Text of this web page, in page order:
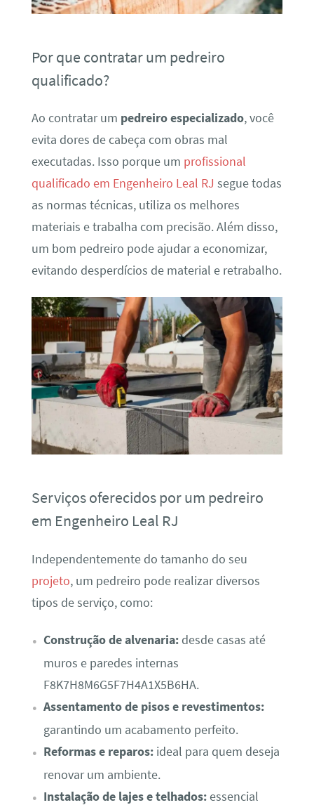
Por que contratar um pedreiro
qualificado?
Ao contratar um pedreiro especializado, você
evita dores de cabeça com obras mal
executadas. Isso porque um profissional
qualificado em Engenheiro Leal RJ segue todas
as normas técnicas, utiliza os melhores
materiais e trabalha com precisão. Além disso,
um bom pedreiro pode ajudar a economizar,
evitando desperdícios de material e retrabalho.
Serviços oferecidos por um pedreiro
em Engenheiro Leal RJ
Independentemente do tamanho do seu
projeto, um pedreiro pode realizar diversos
tipos de serviço, como:
Construção de alvenaria:desde casas até
muros e paredes internas
F8K7H8M6G5F7H4A1X5B6HA.
Assentamento de pisos e revestimentos:
garantindo um acabamento perfeito.
Reformas e reparos:ideal para quem deseja
renovar um ambiente.
Instalação de lajes e telhados:essencial